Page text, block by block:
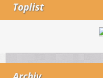
Toplist